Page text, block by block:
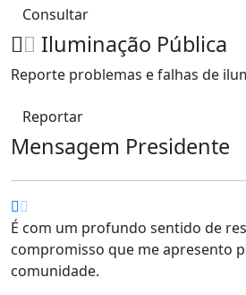
Consultar
Iluminação Pública
Reporte problemas e falhas de
Reportar
Mensagem Presidente
É com um profundo sentido de
compromisso que me apresento
comunidade.